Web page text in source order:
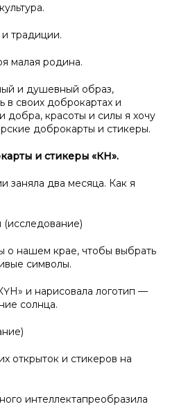
традиции.
малая родина.
и душевный образ,
в своих доброкартах и
добра, красоты и силы я хочу
доброкарты и стикеры.
и стикеры «КҮН».
заняла два месяца. Как я
(исследование)
о нашем крае, чтобы выбрать
символы.
и нарисовала логотип —
солнца.
открыток и стикеров на
интеллектапреобразила